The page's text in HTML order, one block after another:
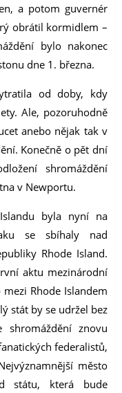
a potom guvernér
obrátil kormidlem –
bylo nakonec
dne 1. března.
od doby, kdy
Ale, pozoruhodně
anebo nějak tak v
Konečně o pět dní
shromáždění
v Newportu.
byla nyní na
se sbíhaly nad
Rhode Island.
aktu mezinárodní
Rhode Islandem
stát by se udržel bez
znovu
federalistů,
město
státu, která bude